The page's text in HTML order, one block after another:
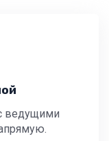
ведущими